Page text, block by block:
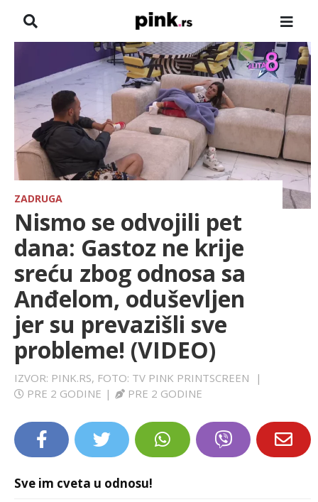
VESTI
ZADRUGA
SHOWBIZ
HRONIKA
FARMERI
SPORT
LIFESTYLE
ZADRUGA
Nismo se odvojili pet
dana: Gastoz ne krije
sreću zbog odnosa sa
Anđelom, oduševljen
jer su prevazišli sve
probleme! (VIDEO)
IZVOR: PINK.RS, FOTO: TV PINK PRINTSCREEN
|
PRE 2 GODINE | PRE 2 GODINE
Sve im cveta u odnosu!